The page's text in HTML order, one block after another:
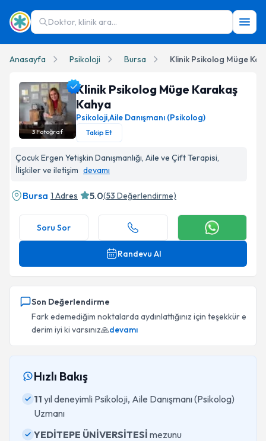
Doktor, klinik ara...
Anasayfa Psikoloji Bursa Klinik Psikolog Müge
Klinik Psikolog Müge Karakaş Kahya Profil Fotoğrafı
3Fotoğraf
Klinik Psikolog Müge Karakaş
Kahya
Psikoloji,Aile Danışmanı (Psikolog)
Takip Et
Çocuk Ergen Yetişkin Danışmanlığı, Aile ve Çift Terapisi,
İlişkiler ve iletişim devamı
Bursa 1 Adres 5.0(53 Değerlendirme)
Soru Sor
Randevu Al
Son Değerlendirme
Fark edemediğim noktalarda aydınlattığınız için teşekkür e
derim iyi ki varsınız🙏devamı
Hızlı Bakış
11 yıl deneyimli Psikoloji, Aile Danışmanı (Psikolog)
Uzmanı
YEDİTEPE ÜNİVERSİTESİ mezunu